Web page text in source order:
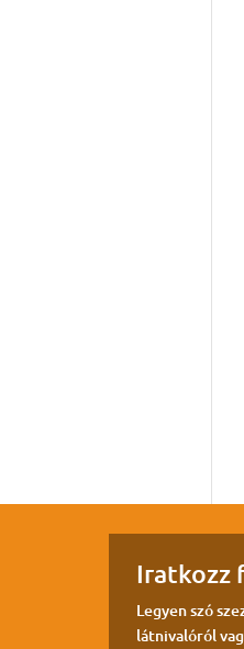
Iratkozz
Legyen szó
látnivalóról